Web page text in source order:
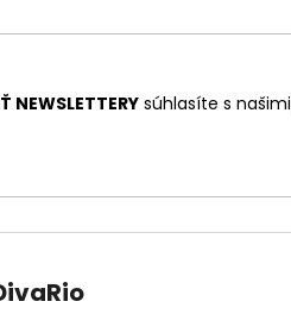
NEWSLETTERYsúhlasíte s našimi